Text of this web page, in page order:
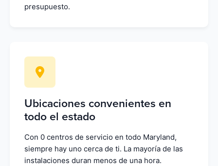
presupuesto.
Ubicaciones convenientes en
todo el estado
Con 0 centros de servicio en todo Maryland,
siempre hay uno cerca de ti. La mayoría de las
instalaciones duran menos de una hora.